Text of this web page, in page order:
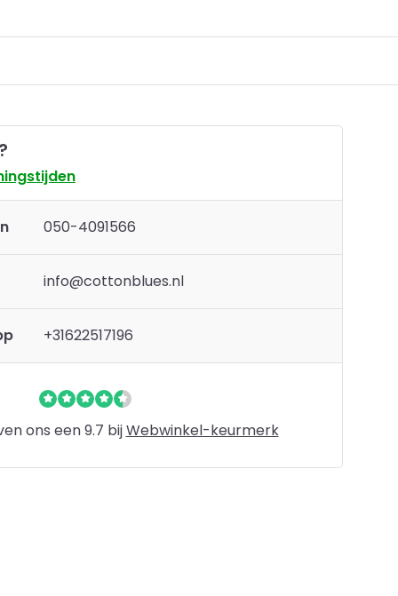
050-4091566
info@cottonblues.nl
+31622517196
ons een 9.7 bijWebwinkel-keurmerk